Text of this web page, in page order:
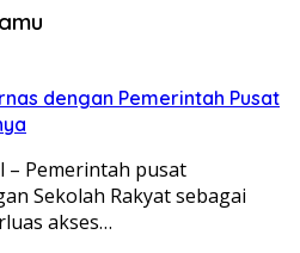
dengan Pemerintah Pusat
– Pemerintah pusat
Sekolah Rakyat sebagai
akses…